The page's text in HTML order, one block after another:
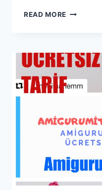
READ MORE